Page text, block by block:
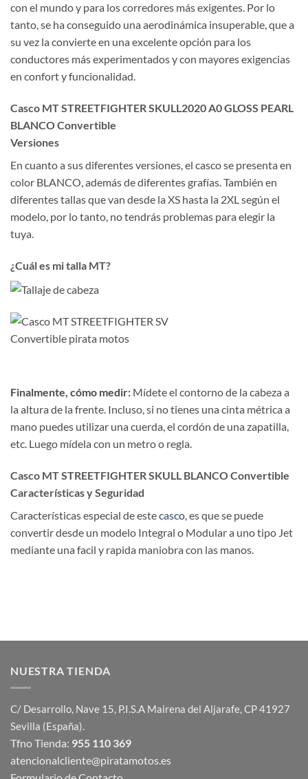
con el mundo y para los corredores más exigentes. Por lo
tanto, se ha conseguido una aerodinámica insuperable, que a
su vez la convierte en una excelente opción para los
conductores más experimentados y con mayores exigencias
en confort y funcionalidad.
Casco MT STREETFIGHTER SKULL2020 A0 GLOSS PEARL
BLANCO Convertible
Versiones
En cuanto a sus diferentes versiones, el casco se presenta en
color BLANCO, además de diferentes grafías. También en
diferentes tallas que van desde la XS hasta la 2XL según el
modelo, por lo tanto, no tendrás problemas para elegir la
tuya.
¿Cuál es mi talla MT?
Finalmente, cómo medir: Mídete el contorno de la cabeza a
la altura de la frente. Incluso, si no tienes una cinta métrica a
mano puedes utilizar una cuerda, el cordón de una zapatilla,
etc. Luego mídela con un metro o regla.
Casco MT STREETFIGHTER SKULL BLANCO Convertible
Características y Seguridad
Características especial de estecasco , es que se puede
convertir desde un modelo Integral o Modular a uno tipo Jet
mediante una facil y rapida maniobra con las manos.
NUESTRA TIENDA
C/ Desarrollo, Nave 15, P.I.S.A Mairena del Aljarafe, CP 41927
Sevilla (España).
Tfno Tienda: 955 110 369
atencionalcliente@piratamotos.es